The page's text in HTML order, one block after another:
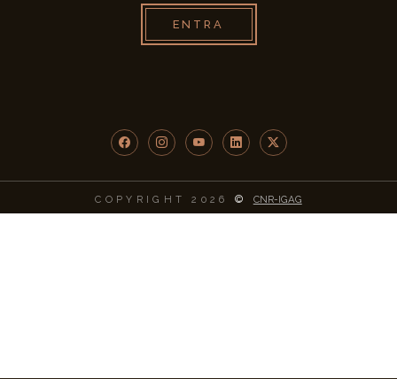
ENTRA
FacebookInstagramYouTubeLinkedInTwitter/X
COPYRIGHT 2026© CNR-IGAG